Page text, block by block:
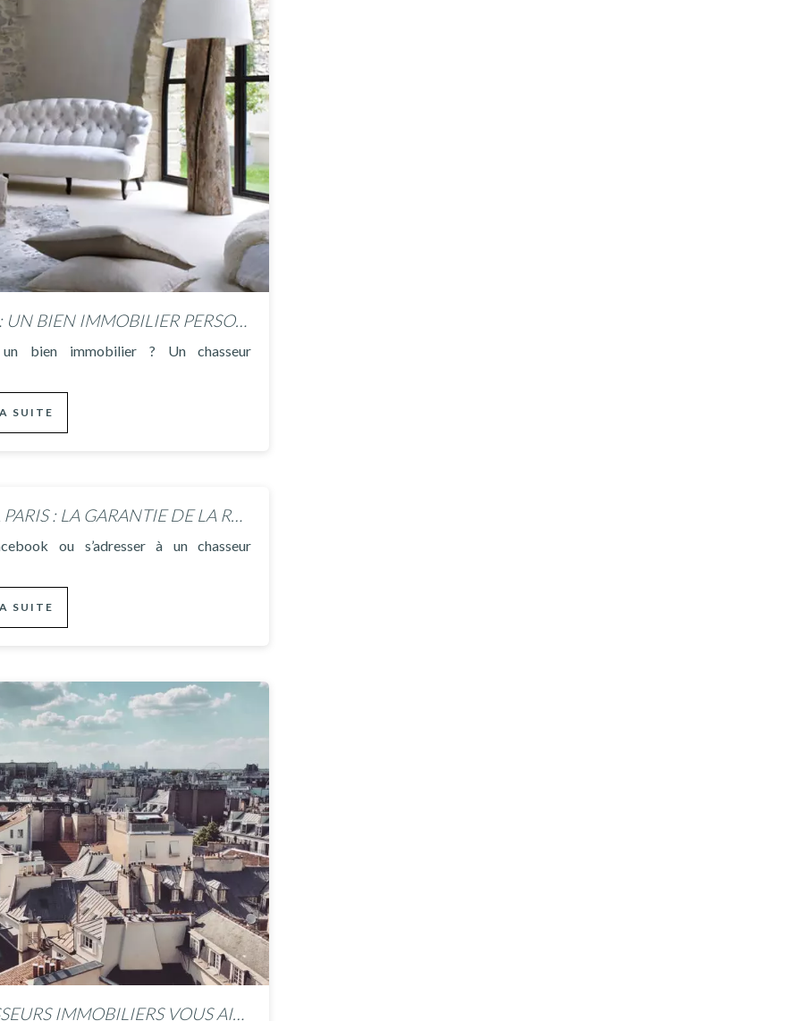
CHASSEUR D’APPARTEMENTS : UN BIEN IMMOBILIER PERSONNALISÉ !
bien immobilier ? Un chasseur
SUITE
CHASSEUR D’APPARTEMENT À PARIS : LA GARANTIE DE LA RÉUSSITE
ou s’adresser à un chasseur
SUITE
EXPATRIÉS : LAISSEZ LES CHASSEURS IMMOBILIERS VOUS AIDER À EMMÉNAGER À PARIS !